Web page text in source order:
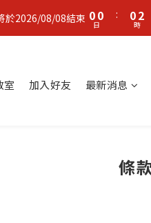
於2026/08/08結束 00
日
:
02
1
時
室 加入好友 最新消息
條